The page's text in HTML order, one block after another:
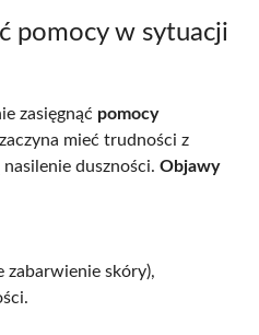
pomocy w sytuacji
zasięgnąć pomocy
mieć trudności z
duszności. Objawy
zabarwienie skóry),